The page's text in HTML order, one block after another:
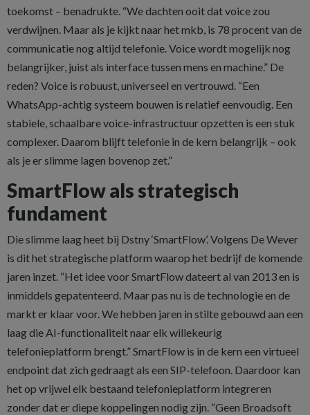
toekomst – benadrukte. “We dachten ooit dat voice zou
verdwijnen. Maar als je kijkt naar het mkb, is 78 procent van de
communicatie nog altijd telefonie. Voice wordt mogelijk nog
belangrijker, juist als interface tussen mens en machine.” De
reden? Voice is robuust, universeel en vertrouwd. “Een
WhatsApp-achtig systeem bouwen is relatief eenvoudig. Een
stabiele, schaalbare voice-infrastructuur opzetten is een stuk
complexer. Daarom blijft telefonie in de kern belangrijk – ook
als je er slimme lagen bovenop zet.”
SmartFlow als strategisch
fundament
Die slimme laag heet bij Dstny ‘SmartFlow’. Volgens De Wever
is dit het strategische platform waarop het bedrijf de komende
jaren inzet. “Het idee voor SmartFlow dateert al van 2013 en is
inmiddels gepatenteerd. Maar pas nu is de technologie en de
markt er klaar voor. We hebben jaren in stilte gebouwd aan een
laag die AI-functionaliteit naar elk willekeurig
telefonieplatform brengt.” SmartFlow is in de kern een virtueel
endpoint dat zich gedraagt als een SIP-telefoon. Daardoor kan
het op vrijwel elk bestaand telefonieplatform integreren
zonder dat er diepe koppelingen nodig zijn. “Geen Broadsoft